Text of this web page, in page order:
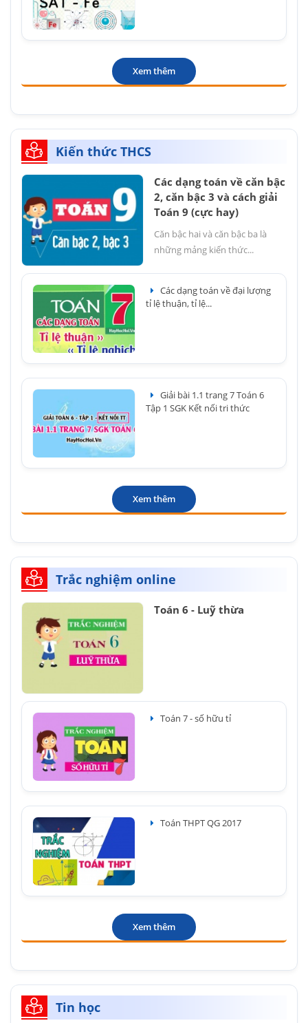
Xem thêm
Kiến thức THCS
Các dạng toán về căn bậc
2, căn bậc 3 và cách giải
Toán 9 (cực hay)
Căn bậc hai và căn bậc ba là
những mảng kiến thức...
Các dạng toán về đại lượng
tỉ lệ thuận, tỉ lệ...
Giải bài 1.1 trang 7 Toán 6
Tập 1 SGK Kết nối tri thức
Xem thêm
Trắc nghiệm online
Toán 6 - Luỹ thừa
Toán 7 - số hữu tỉ
Toán THPT QG 2017
Xem thêm
Tin học